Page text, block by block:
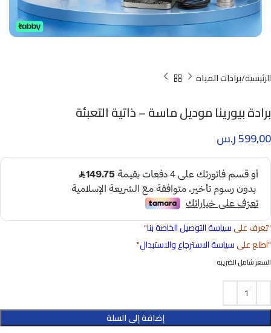
Click to enlarge
الرئيسية برادات المياه
برادة بيورينا موديل ماسة – ذاتية التعبئة
599,00ر.س
"تعرف علىسياسة التوصيل الخاصة بنا"
"اطلع علىسياسة الاسترجاع والاستبدال"
السعر شامل الضريبه
إضافة إلى السلة